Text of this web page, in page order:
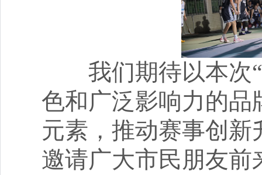
我们期待以本次“
色和广泛影响力的品
元素，推动赛事创
邀请广大市民朋友